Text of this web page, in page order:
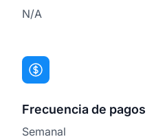
N/A
Frecuencia de pagos
Semanal